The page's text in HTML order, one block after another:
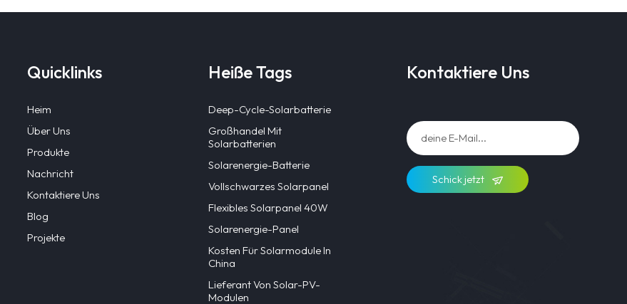
Quicklinks
Heim
Über Uns
Produkte
Nachricht
Kontaktiere Uns
Blog
Projekte
Heiße Tags
Deep-Cycle-Solarbatterie
Großhandel Mit
Solarbatterien
Solarenergie-Batterie
Vollschwarzes Solarpanel
Flexibles Solarpanel 40W
Solarenergie-Panel
Kosten Für Solarmodule In
China
Lieferant Von Solar-PV-
Modulen
Kontaktiere Uns
Schick jetzt